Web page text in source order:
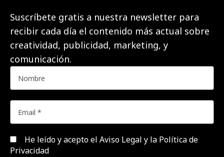
Suscríbete gratis a nuestra newsletter para
recibir cada día el contenido más actual sobre
creatividad, publicidad, marketing, y
comunicación.
He leído y acepto el Aviso Legal y la Política de
Privacidad